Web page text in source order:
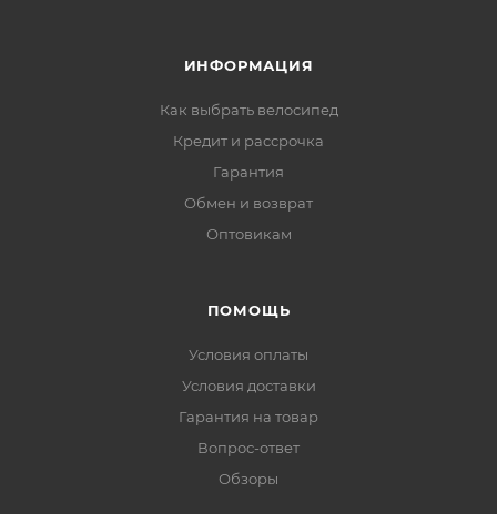
ИНФОРМАЦИЯ
Как выбрать велосипед
Кредит и рассрочка
Гарантия
Обмен и возврат
Оптовикам
ПОМОЩЬ
Условия оплаты
Условия доставки
Гарантия на товар
Вопрос-ответ
Обзоры